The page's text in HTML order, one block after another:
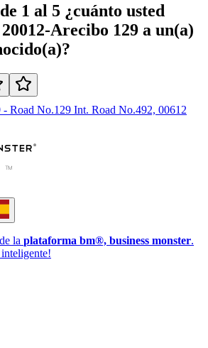
1 al 5 ¿cuánto usted
20012-Arecibo 129 a un(a)
?
Road No.129 Int. Road No.492, 00612
la plataforma bm®, business monster.